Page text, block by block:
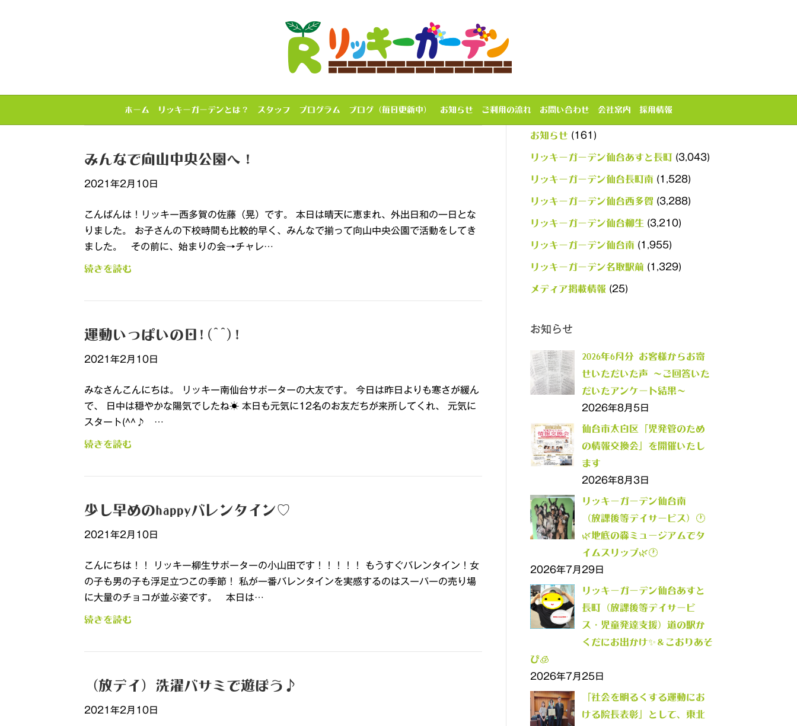
ホーム リッキーガーデンとは？ スタッフ プログラム ブログ（毎日更新中） お知らせ ご利用の流れ お問い合わせ 会社案内 採用情報
2021年2月10日のアーカイブ
みんなで向山中央公園へ！
2021年2月10日
こんばんは！リッキー西多賀の佐藤（晃）です。 本日は晴天に恵まれ、外出日和の一日とな
りました。 お子さんの下校時間も比較的早く、みんなで揃って向山中央公園で活動をしてき
ました。 その前に、始まりの会→チャレ…
続きを読む
運動いっぱいの日!(^^)!
2021年2月10日
みなさんこんにちは。 リッキー南仙台サポーターの大友です。 今日は昨日よりも寒さが緩ん
で、 日中は穏やかな陽気でしたね☀ 本日も元気に12名のお友だちが来所してくれ、 元気に
スタート(^^♪ …
続きを読む
少し早めのhappyバレンタイン♡
2021年2月10日
こんにちは！！ リッキー柳生サポーターの小山田です！！！！！ もうすぐバレンタイン！女
の子も男の子も浮足立つこの季節！ 私が一番バレンタインを実感するのはスーパーの売り場
に大量のチョコが並ぶ姿です。 本日は…
続きを読む
（放デイ）洗濯バサミで遊ぼう♪
2021年2月10日
カテゴリー
お知らせ (161)
リッキーガーデン仙台あすと長町(3,043)
リッキーガーデン仙台長町南(1,528)
リッキーガーデン仙台西多賀 (3,288)
リッキーガーデン仙台柳生 (3,210)
リッキーガーデン仙台南(1,955)
リッキーガーデン名取駅前 (1,329)
メディア掲載情報 (25)
お知らせ
2026年6月分 お客様からお寄
せいただいた声 ～ご回答いた
だいたアンケート結果～
2026年8月5日
仙台市太白区「児発管のため
の情報交換会」を開催いたし
ます
2026年8月3日
リッキーガーデン仙台南
（放課後等デイサービス）🕐
🌿地底の森ミュージアムでタ
イムスリップ🌿🕐
2026年7月29日
リッキーガーデン仙台あすと
長町（放課後等デイサービ
ス・児童発達支援）道の駅か
くだにお出かけ✨＆こおりあそ
び🧊
2026年7月25日
「社会を明るくする運動にお
ける院長表彰」として、東北